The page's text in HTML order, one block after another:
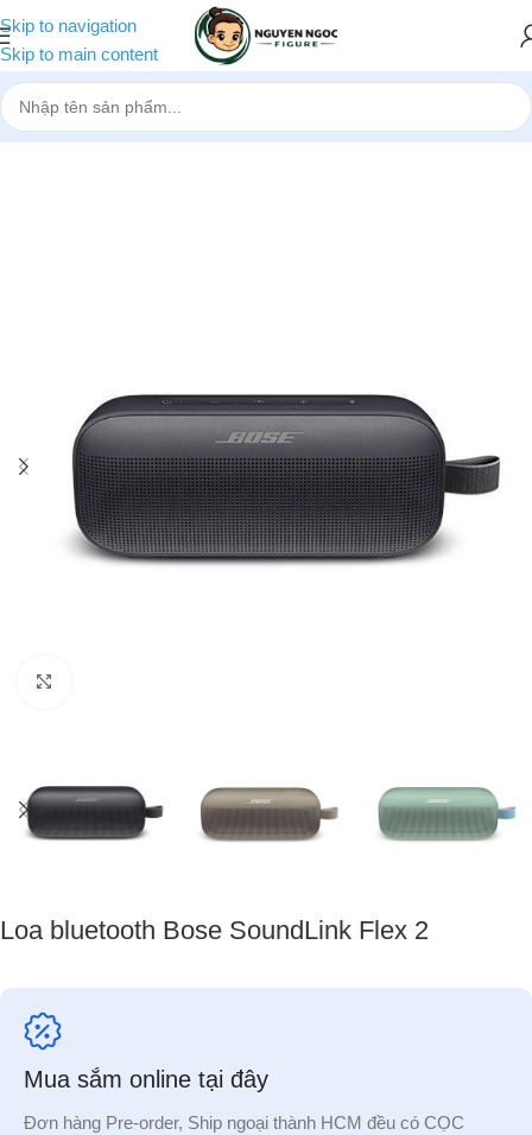
Skip to navigation
Skip to main content
Trang chủ»Cửa hàng»Loa bluetooth Bose SoundLink Flex 2
Loa bluetooth Bose SoundLink Flex 2
Mua sắm online tại đây
Đơn hàng Pre-order, Ship ngoại thành HCM đều có CỌC